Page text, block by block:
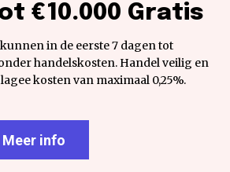
€10.000 Gratis
in de eerste 7 dagen tot
handelskosten. Handel veilig en
kosten van maximaal 0,25%.
info